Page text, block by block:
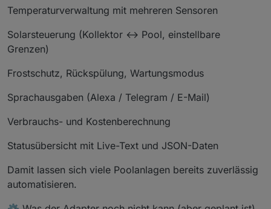
Temperaturverwaltung mit mehreren Sensoren
Solarsteuerung (Kollektor ↔ Pool, einstellbare
Grenzen)
Frostschutz, Rückspülung, Wartungsmodus
Sprachausgaben (Alexa / Telegram / E-Mail)
Verbrauchs- und Kostenberechnung
Statusübersicht mit Live-Text und JSON-Daten
Damit lassen sich viele Poolanlagen bereits zuverlässig
automatisieren.